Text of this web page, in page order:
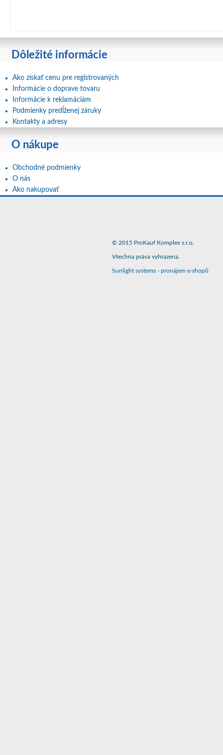
Dôležité informácie
Ako získať cenu pre registrovaných
Informácie o doprave tovaru
Informácie k reklamáciám
Podmienky predĺženej záruky
Kontakty a adresy
O nákupe
Obchodné podmienky
O nás
Ako nakupovať
© 2015 ProKauf Komplex s.r.o.
Všechna práva vyhrazena.
Sunlight systems - pronájem e-shopů